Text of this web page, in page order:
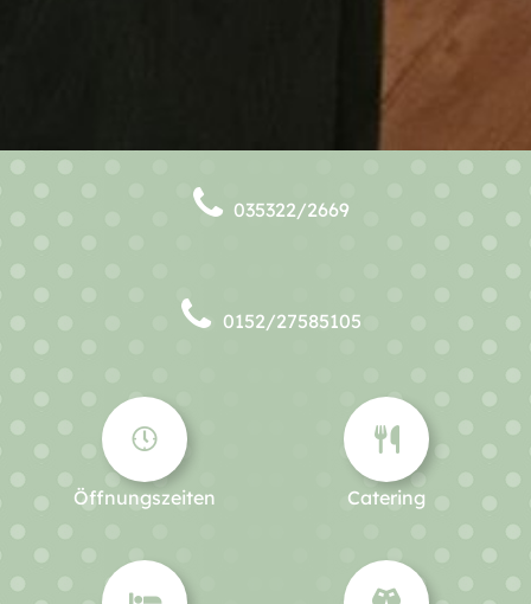
035322/2669
0152/27585105
Öffnungszeiten Catering